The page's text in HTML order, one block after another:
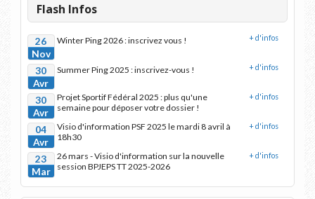
Flash Infos
26
Nov
Winter Ping 2026 : inscrivez vous ! + d'infos
30
Avr
Summer Ping 2025 : inscrivez-vous ! + d'infos
30
Avr
Projet Sportif Fédéral 2025 : plus qu'une
semaine pour déposer votre dossier !
+ d'infos
04
Avr
Visio d'information PSF 2025 le mardi 8 avril à
18h30
+ d'infos
23
Mar
26 mars - Visio d'information sur la nouvelle
session BPJEPS TT 2025-2026
+ d'infos